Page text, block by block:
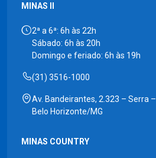
MINAS II
2ª a 6ª: 6h às 22h
Sábado: 6h às 20h
Domingo e feriado: 6h às 19h
(31) 3516-1000
Av. Bandeirantes, 2.323 – Serra –
Belo Horizonte/MG
MINAS COUNTRY